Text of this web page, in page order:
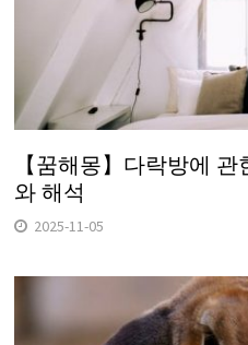
【꿈해몽】다락방에
와 해석
2025-11-05